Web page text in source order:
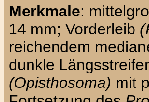
Merkmale:
14 mm; Vorderleib
reichendem
dunkle
(Opisthosoma) mit